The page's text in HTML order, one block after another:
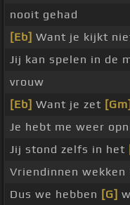
nooit gehad
[Eb] Want je kijkt
Jij kan spelen in de
vrouw
[Eb] Want je zet [Gm]
Je hebt me weer
Jij stond zelfs in het
Vriendinnen wekken
Dus we hebben [G]